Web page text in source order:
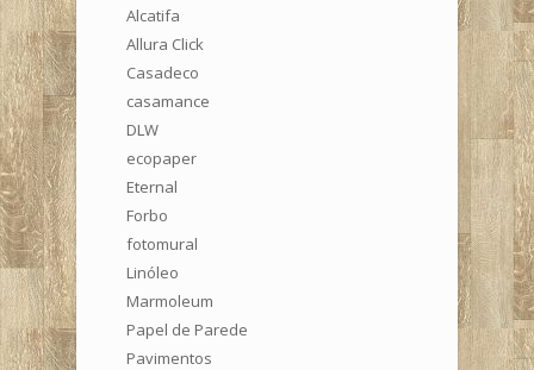
Alcatifa
Allura Click
Casadeco
casamance
DLW
ecopaper
Eternal
Forbo
fotomural
Linóleo
Marmoleum
Papel de Parede
Pavimentos